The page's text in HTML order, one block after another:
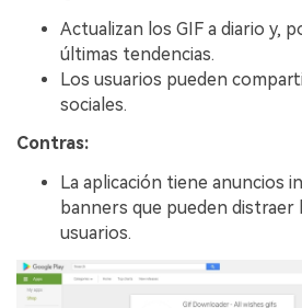
Actualizan los GIF a diario y,
últimas tendencias.
Los usuarios pueden
sociales.
Contras:
La aplicación tiene anuncios
banners que pueden distraer
usuarios.